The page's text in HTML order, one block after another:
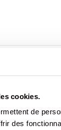
cookies.
de
des